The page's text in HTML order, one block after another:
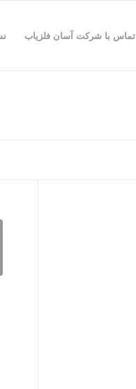
تماس با شرکت آسان فلزیاب